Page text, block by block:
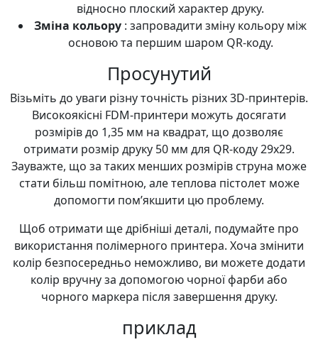
відносно плоский характер друку.
Зміна кольору : запровадити зміну кольору між
основою та першим шаром QR-коду.
Просунутий
Візьміть до уваги різну точність різних 3D-принтерів.
Високоякісні FDM-принтери можуть досягати
розмірів до 1,35 мм на квадрат, що дозволяє
отримати розмір друку 50 мм для QR-коду 29x29.
Зауважте, що за таких менших розмірів струна може
стати більш помітною, але теплова пістолет може
допомогти пом’якшити цю проблему.
Щоб отримати ще дрібніші деталі, подумайте про
використання полімерного принтера. Хоча змінити
колір безпосередньо неможливо, ви можете додати
колір вручну за допомогою чорної фарби або
чорного маркера після завершення друку.
приклад